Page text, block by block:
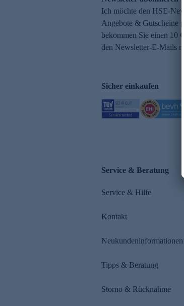
Ich möchte den HSE-
Angebote & Gutscheine
bekommen Sie einen 10
den Newsletter-E-Mails
Sicher einkaufen
Service & Beratung
Service & Hilfe
Kontakt
Neukundeninformationen
Tipps & Beratung
Storno & Rücknahme